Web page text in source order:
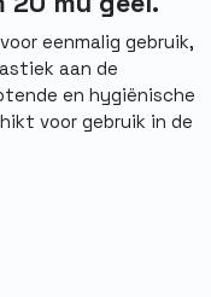
eenmalig gebruik,
aan de
en hygiënische
voor gebruik in de